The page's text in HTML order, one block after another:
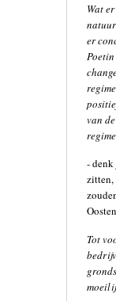
Wat
er
van
-
zitten,
Tot